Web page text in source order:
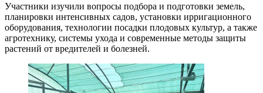
Участники изучили вопросы подбора и подготовки земель,
планировки интенсивных садов, установки ирригационного
оборудования, технологии посадки плодовых культур, а также
агротехнику, системы ухода и современные методы защиты
растений от вредителей и болезней.